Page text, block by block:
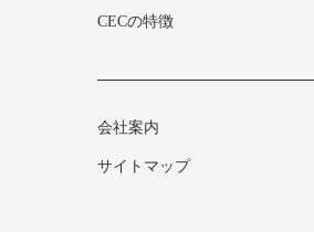
CECの特徴
会社案内
サイトマップ